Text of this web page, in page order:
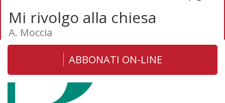
Mi rivolgo alla chiesa
A. Moccia
ABBONATI ON-LINE